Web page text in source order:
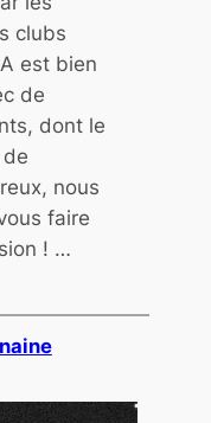
clubs
est bien
de
dont le
nous
faire
! …